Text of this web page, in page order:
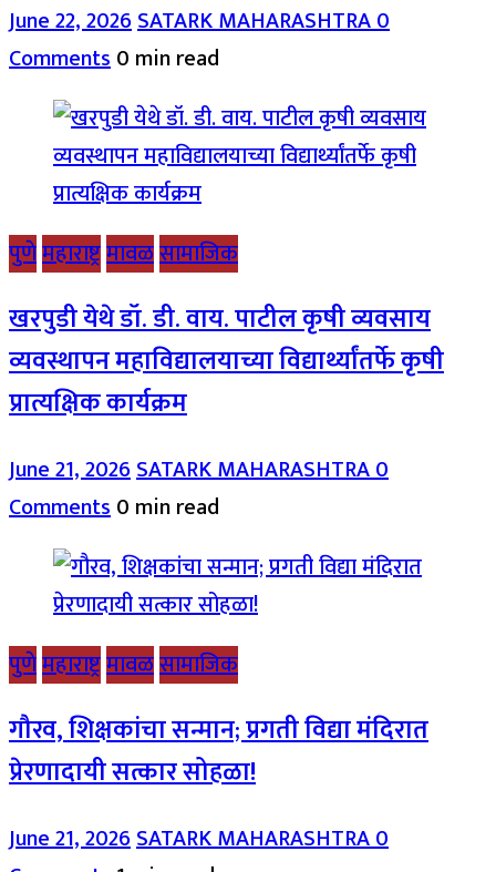
June 22, 2026SATARK MAHARASHTRA0
Comments0 min read
पुणेमहाराष्ट्रमावळसामाजिक
खरपुडी येथे डॉ. डी. वाय. पाटील कृषी व्यवसाय
व्यवस्थापन महाविद्यालयाच्या विद्यार्थ्यांतर्फे कृषी
प्रात्यक्षिक कार्यक्रम
June 21, 2026SATARK MAHARASHTRA0
Comments0 min read
पुणेमहाराष्ट्रमावळसामाजिक
गौरव, शिक्षकांचा सन्मान; प्रगती विद्या मंदिरात
प्रेरणादायी सत्कार सोहळा!
June 21, 2026SATARK MAHARASHTRA0